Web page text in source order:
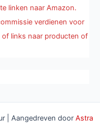
linken naar Amazon.
verdienen voor
links naar producten of
| Aangedreven door Astra